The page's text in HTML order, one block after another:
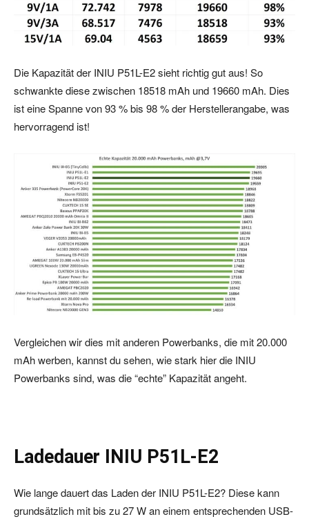
Die Kapazität der INIU P51L-E2 sieht richtig gut aus! So
schwankte diese zwischen 18518 mAh und 19660 mAh. Dies
ist eine Spanne von 93 % bis 98 % der Herstellerangabe, was
hervorragend ist!
Vergleichen wir dies mit anderen Powerbanks, die mit 20.000
mAh werben, kannst du sehen, wie stark hier die INIU
Powerbanks sind, was die “echte” Kapazität angeht.
Ladedauer INIU P51L-E2
Wie lange dauert das Laden der INIU P51L-E2? Diese kann
grundsätzlich mit bis zu 27 W an einem entsprechenden USB-